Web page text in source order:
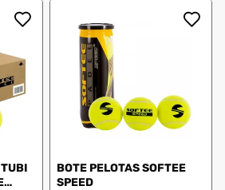
BOTE PELOTAS SOFTEE
SPEED